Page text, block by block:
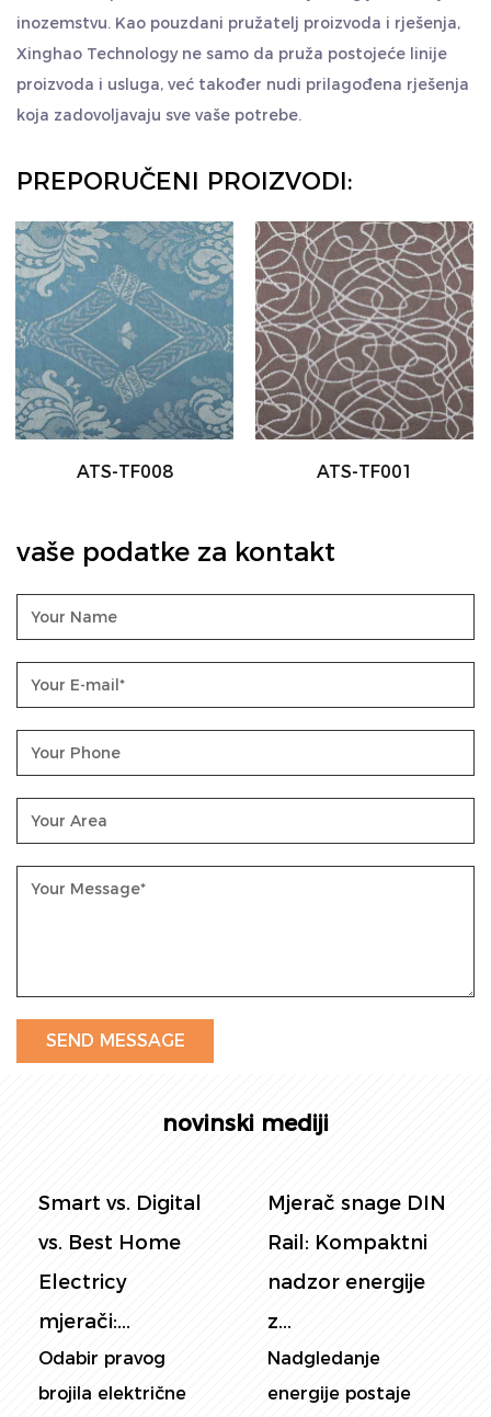
inozemstvu. Kao pouzdani pružatelj proizvoda i rješenja,
Xinghao Technology ne samo da pruža postojeće linije
proizvoda i usluga, već također nudi prilagođena rješenja
koja zadovoljavaju sve vaše potrebe.
PREPORUČENI PROIZVODI:
ATS-TF001 ATS-TF002
vaše podatke za kontakt
novinski mediji
Smart vs. Digital
vs. Best Home
Electricy
mjerači:...
Odabir pravog
brojila električne
Mjerač snage DIN
Rail: Kompaktni
nadzor energije
z...
Nadgledanje
energije postaje